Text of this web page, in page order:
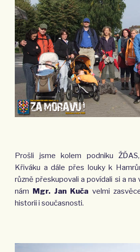
Prošli jsme kolem podniku
Křiváku a dále přes louky k
různě přeskupovali a povídali si a na
nám Mgr. Jan Kuča velmi
historii i současnosti.